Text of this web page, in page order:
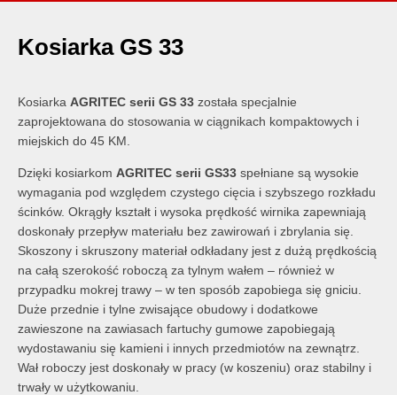
Kosiarka GS 33
Kosiarka AGRITEC serii GS 33 została specjalnie
zaprojektowana do stosowania w ciągnikach kompaktowych i
miejskich do 45 KM.
Dzięki kosiarkom AGRITEC serii GS33 spełniane są wysokie
wymagania pod względem czystego cięcia i szybszego rozkładu
ścinków. Okrągły kształt i wysoka prędkość wirnika zapewniają
doskonały przepływ materiału bez zawirowań i zbrylania się.
Skoszony i skruszony materiał odkładany jest z dużą prędkością
na całą szerokość roboczą za tylnym wałem – również w
przypadku mokrej trawy – w ten sposób zapobiega się gniciu.
Duże przednie i tylne zwisające obudowy i dodatkowe
zawieszone na zawiasach fartuchy gumowe zapobiegają
wydostawaniu się kamieni i innych przedmiotów na zewnątrz.
Wał roboczy jest doskonały w pracy (w koszeniu) oraz stabilny i
trwały w użytkowaniu.